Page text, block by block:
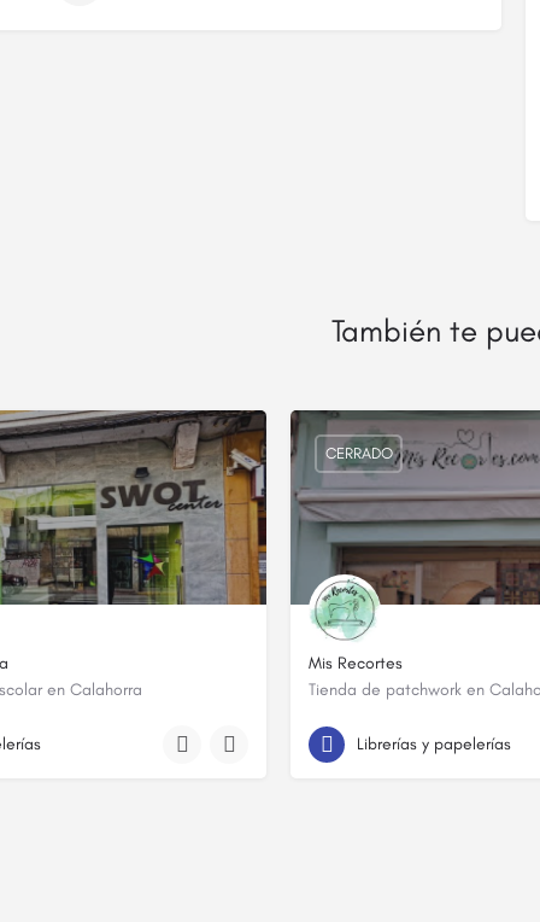
También te
en Calahorra
Mis Recortes
Tienda de patchwork en
941 59 03 48
CERRADO
Librerías y papelerías